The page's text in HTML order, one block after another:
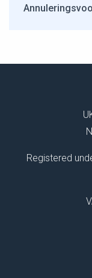
Registered